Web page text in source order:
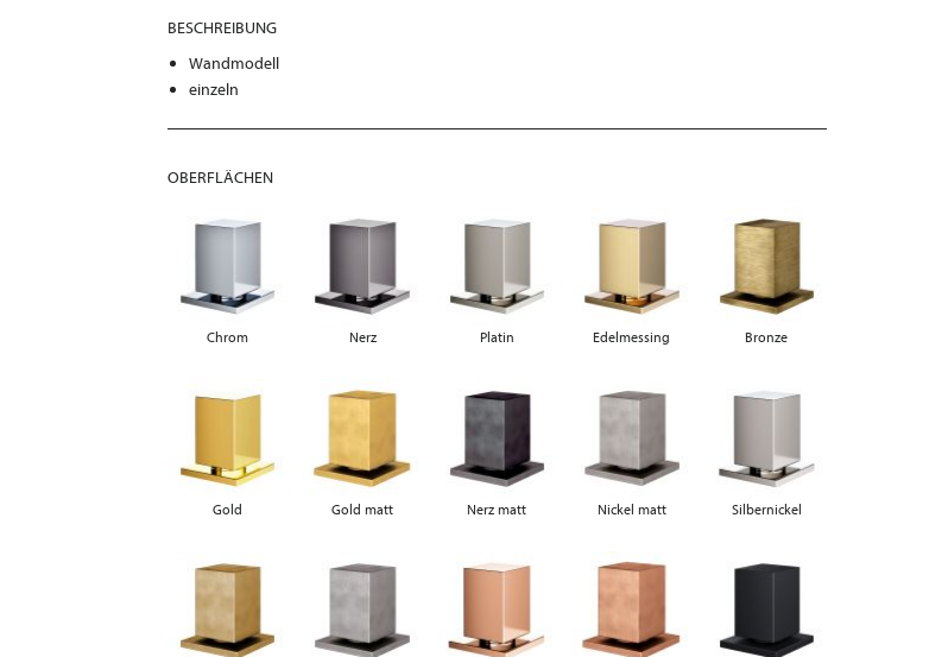
BESCHREIBUNG
Wandmodell
einzeln
OBERFLÄCHEN
Chrom Nerz Platin Edelmessing Bronze
Gold Gold matt Nerz matt Nickel matt Silbernickel